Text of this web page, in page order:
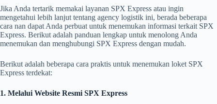
Jika Anda tertarik memakai layanan SPX Express atau ingin
mengetahui lebih lanjut tentang agency logistik ini, berada beberapa
cara nan dapat Anda perbuat untuk menemukan informasi terkait SPX
Express. Berikut adalah panduan lengkap untuk menolong Anda
menemukan dan menghubungi SPX Express dengan mudah.
Berikut adalah beberapa cara praktis untuk menemukan loket SPX
Express terdekat:
1. Melalui Website Resmi SPX Express